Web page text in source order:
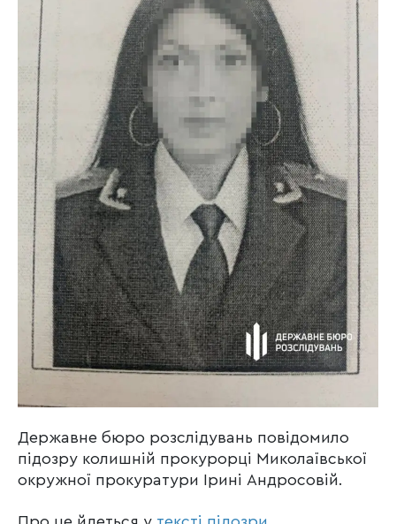
Державне бюро розслідувань повідомило
підозру колишній прокурорці Миколаївської
окружної прокуратури Ірині Андросовій.